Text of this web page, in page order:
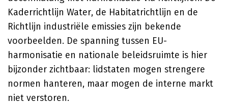
Kaderrichtlijn Water, de Habitatrichtlijn en de
Richtlijn industriële emissies zijn bekende
voorbeelden. De spanning tussen EU-
harmonisatie en nationale beleidsruimte is hier
bijzonder zichtbaar: lidstaten mogen strengere
normen hanteren, maar mogen de interne markt
niet verstoren.